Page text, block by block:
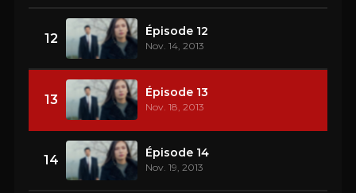
12 Épisode 12
Nov. 14, 2013
13 Épisode 13
Nov. 18, 2013
14 Épisode 14
Nov. 19, 2013